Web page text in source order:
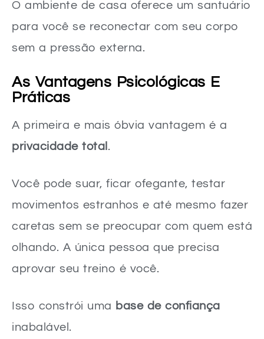
O ambiente de casa oferece um santuário
para você se reconectar com seu corpo
sem a pressão externa.
As Vantagens Psicológicas E
Práticas
A primeira e mais óbvia vantagem é a
privacidade total .
Você pode suar, ficar ofegante, testar
movimentos estranhos e até mesmo fazer
caretas sem se preocupar com quem está
olhando. A única pessoa que precisa
aprovar seu treino é você.
Isso constrói uma base de confiança
inabalável.